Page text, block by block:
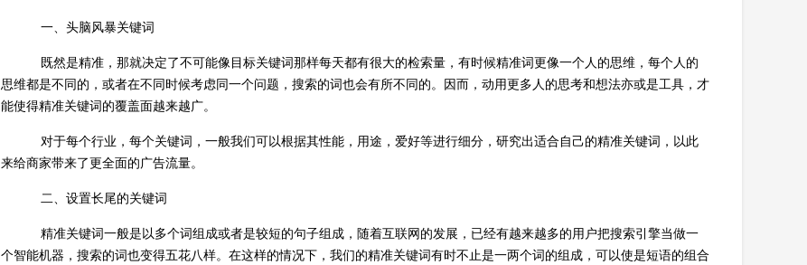
一、头脑风暴关键词
既然是精准，那就决定了不可能像目标关键词那样每天都有很大的检索量，有时候精准词更像一个人的思维，每个人的
思维都是不同的，或者在不同时候考虑同一个问题，搜索的词也会有所不同的。因而，动用更多人的思考和想法亦或是工具，才
能使得精准关键词的覆盖面越来越广。
对于每个行业，每个关键词，一般我们可以根据其性能，用途，爱好等进行细分，研究出适合自己的精准关键词，以此
来给商家带来了更全面的广告流量。
二、设置长尾的关键词
精准关键词一般是以多个词组成或者是较短的句子组成，随着互联网的发展，已经有越来越多的用户把搜索引擎当做一
个智能机器，搜索的词也变得五花八样。在这样的情况下，我们的精准关键词有时不止是一两个词的组成，可以使是短语的组合